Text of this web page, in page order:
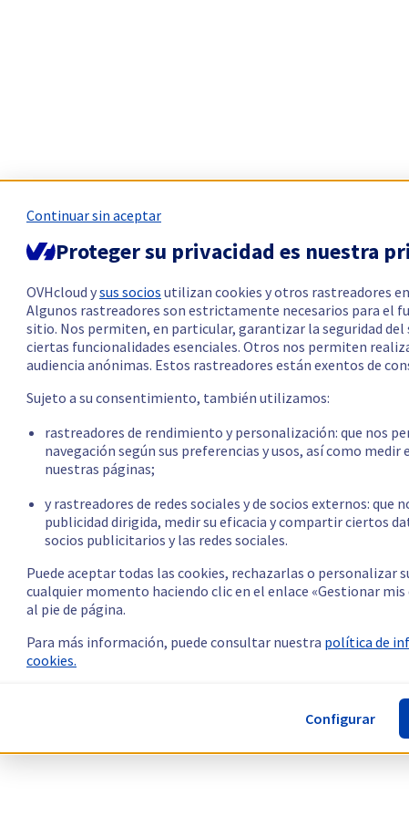
Continuar sin aceptar
Proteger su privacidad es nuestra
OVHcloud ysus socios utilizan cookies y otros rastreadores
Algunos rastreadores son estrictamente necesarios para el
sitio. Nos permiten, en particular, garantizar la seguridad del
ciertas funcionalidades esenciales. Otros nos permiten
audiencia anónimas. Estos rastreadores están exentos de
Sujeto a su consentimiento, también utilizamos:
rastreadores de rendimiento y personalización: que nos
navegación según sus preferencias y usos, así como
nuestras páginas;
y rastreadores de redes sociales y de socios externos: que
publicidad dirigida, medir su eficacia y compartir ciertos
socios publicitarios y las redes sociales.
Puede aceptar todas las cookies, rechazarlas o personalizar
cualquier momento haciendo clic en el enlace «Gestionar mis
al pie de página.
Para más información, puede consultar nuestra política de
cookies.
Configurar